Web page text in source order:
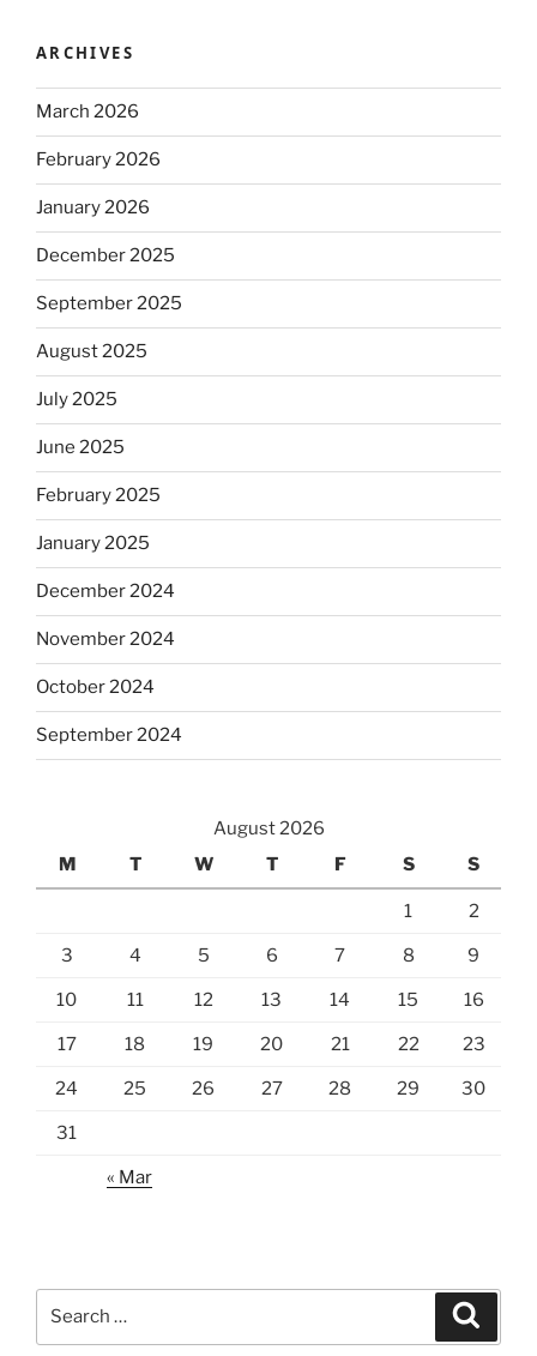
ARCHIVES
March 2026
February 2026
January 2026
December 2025
September 2025
August 2025
July 2025
June 2025
February 2025
January 2025
December 2024
November 2024
October 2024
September 2024
August 2026
M
T W T F S S
1 2
3 4 5 6 7 8 9
10 11 12 13 14 15 16
17 18 19 20 21 22 23
24 25 26 27 28 29 30
31
« Mar